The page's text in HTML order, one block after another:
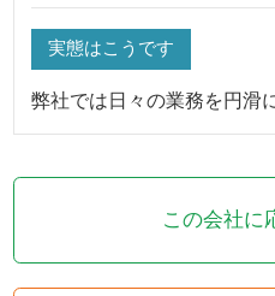
実態はこうです
弊社では日々の業務を円滑
この会社に